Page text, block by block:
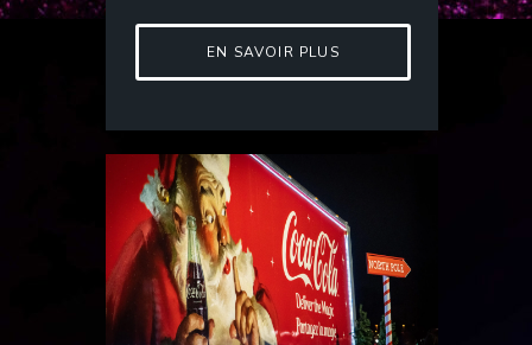
EN SAVOIR PLUS